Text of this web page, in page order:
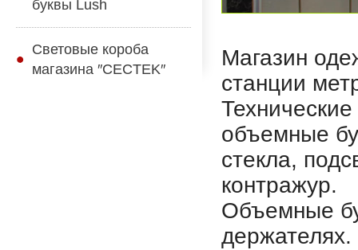
буквы Lush
Световые короба
магазина ″CECTEK″
Магазин
станции
объемные
стекла,
контражур.
Объемные
держателях.